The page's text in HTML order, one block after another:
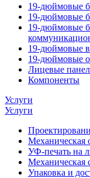
19-дюймовые
19-дюймовые
19-дюймовые
19-дюймовые
19-дюймовые
Лицевые
Компоненты
Услуги
Услуги
Механическая
УФ-печать на
Механическая
Упаковка и